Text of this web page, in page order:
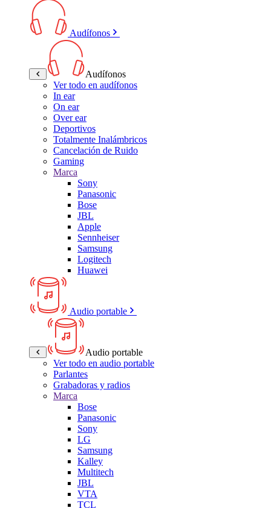
Audífonos
Audífonos
Ver todo en audífonos
In ear
On ear
Over ear
Deportivos
Totalmente Inalámbricos
Cancelación de Ruido
Gaming
Marca
Sony
Panasonic
Bose
JBL
Apple
Sennheiser
Samsung
Logitech
Huawei
Audio portable
Audio portable
Ver todo en audio portable
Parlantes
Grabadoras y radios
Marca
Bose
Panasonic
Sony
LG
Samsung
Kalley
Multitech
JBL
VTA
TCL